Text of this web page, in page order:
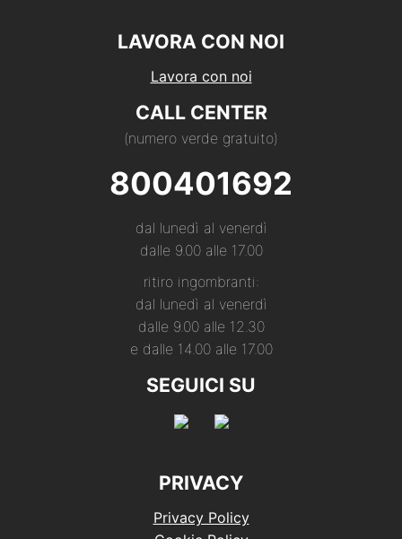
LAVORA CON NOI
Lavora con noi
CALL CENTER
(numero verde gratuito)
800401692
dal lunedì al venerdì
dalle 9.00 alle 17.00
ritiro ingombranti:
dal lunedì al venerdì
dalle 9.00 alle 12.30
e dalle 14.00 alle 17.00
SEGUICI SU
PRIVACY
Privacy Policy